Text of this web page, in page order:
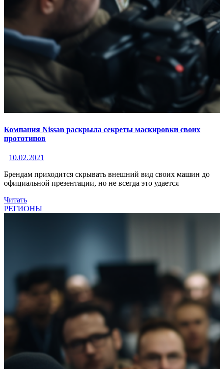
Компания Nissan раскрыла секреты маскировки своих
прототипов
10.02.2021
Брендам приходится скрывать внешний вид своих машин до
официальной презентации, но не всегда это удается
Читать
РЕГИОНЫ